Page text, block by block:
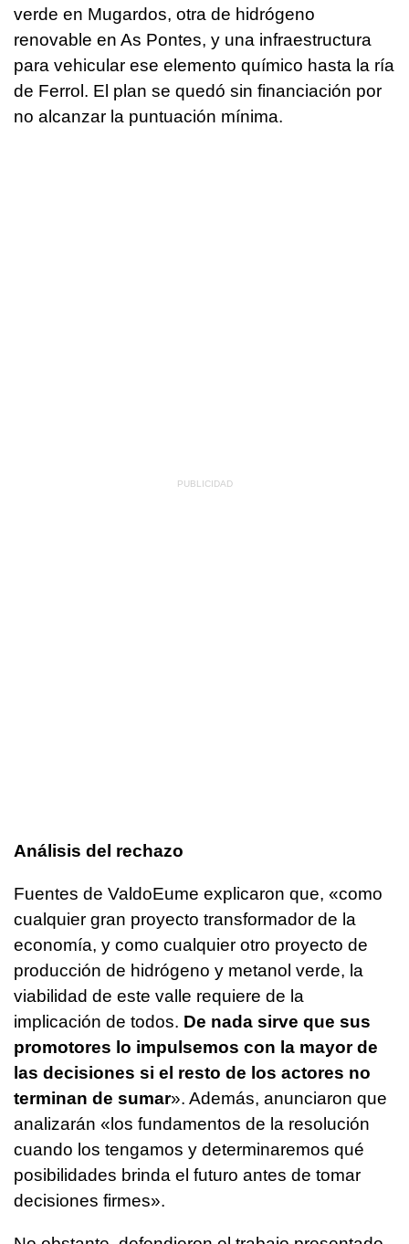
verde en Mugardos, otra de hidrógeno
renovable en As Pontes, y una infraestructura
para vehicular ese elemento químico hasta la ría
de Ferrol. El plan se quedó sin financiación por
no alcanzar la puntuación mínima.
Análisis del rechazo
Fuentes de ValdoEume explicaron que, «como
cualquier gran proyecto transformador de la
economía, y como cualquier otro proyecto de
producción de hidrógeno y metanol verde, la
viabilidad de este valle requiere de la
implicación de todos. De nada sirve que sus
promotores lo impulsemos con la mayor de
las decisiones si el resto de los actores no
terminan de sumar». Además, anunciaron que
analizarán «los fundamentos de la resolución
cuando los tengamos y determinaremos qué
posibilidades brinda el futuro antes de tomar
decisiones firmes».